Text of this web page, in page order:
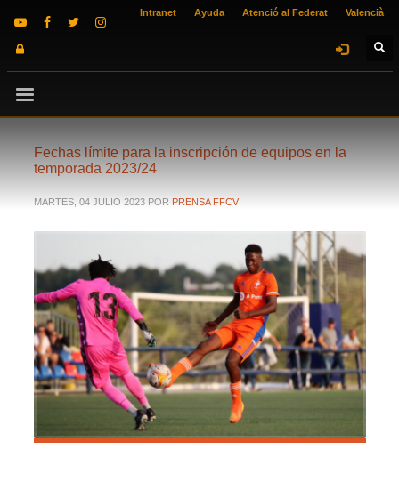
Intranet Ayuda Atenció al Federat Valencià
Fechas límite para la inscripción de equipos en la
temporada 2023/24
MARTES, 04 JULIO 2023 POR PRENSA FFCV